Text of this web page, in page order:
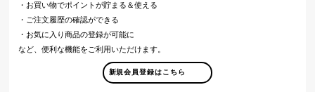
・お買い物でポイントが貯まる＆使える
・ご注文履歴の確認ができる
・お気に入り商品の登録が可能に
など、便利な機能をご利用いただけます。
新規会員登録はこちら